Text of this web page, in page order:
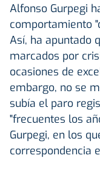
Alfonso Gurpegi
comportamiento
Así, ha apuntado
marcados por
ocasiones de
embargo, no se
subía el paro
"frecuentes los
Gurpegi, en los
correspondencia